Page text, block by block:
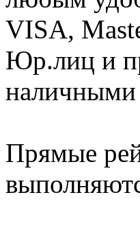
VISA,
Юр.лиц и
Прямые